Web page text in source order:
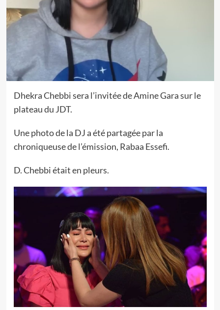
Dhekra Chebbi sera l’invitée de Amine Gara sur le
plateau du JDT.
Une photo de la DJ a été partagée par la
chroniqueuse de l’émission, Rabaa Essefi.
D. Chebbi était en pleurs.